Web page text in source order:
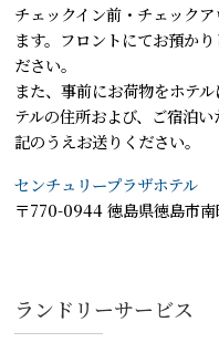
チェックイン前・チェック
ます。フロントにてお預か
ださい。
また、事前にお荷物をホテ
テルの住所および、ご宿泊
記のうえお送りください。
センチュリープラザホテル
〒770-0944 徳島県徳島市
ランドリーサービス